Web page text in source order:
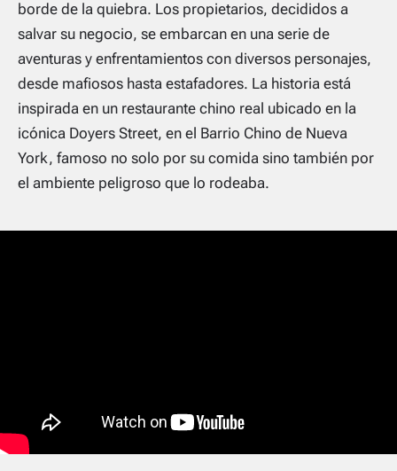
borde de la quiebra. Los propietarios, decididos a
salvar su negocio, se embarcan en una serie de
aventuras y enfrentamientos con diversos personajes,
desde mafiosos hasta estafadores. La historia está
inspirada en un restaurante chino real ubicado en la
icónica Doyers Street, en el Barrio Chino de Nueva
York, famoso no solo por su comida sino también por
el ambiente peligroso que lo rodeaba.